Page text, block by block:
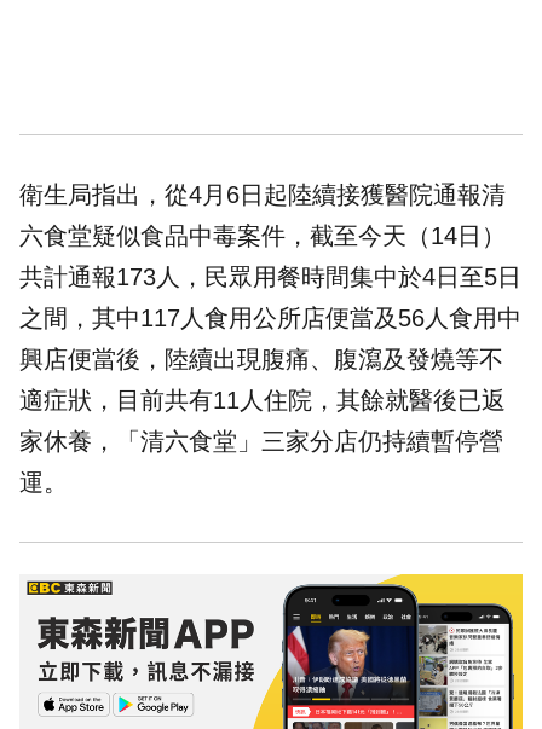
衛生局指出，從4月6日起陸續接獲醫院通報清
六食堂疑似食品中毒案件，截至今天（14日）
共計通報173人，民眾用餐時間集中於4日至5日
之間，其中117人食用公所店便當及56人食用中
興店便當後，陸續出現腹痛、腹瀉及發燒等不
適症狀，目前共有11人住院，其餘就醫後已返
家休養，「清六食堂」三家分店仍持續暫停營
運。